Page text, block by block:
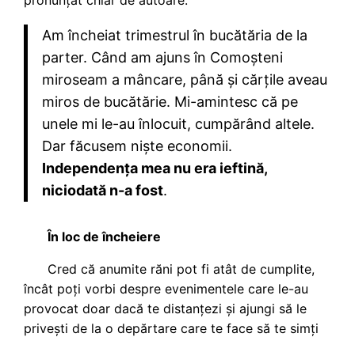
Am încheiat trimestrul în bucătăria de la
parter. Când am ajuns în Comoșteni
miroseam a mâncare, până și cărțile aveau
miros de bucătărie. Mi-amintesc că pe
unele mi le-au înlocuit, cumpărând altele.
Dar făcusem niște economii.
Independența mea nu era ieftină,
niciodată n-a fost.
În loc de încheiere
Cred că anumite răni pot fi atât de cumplite,
încât poți vorbi despre evenimentele care le-au
provocat doar dacă te distanțezi și ajungi să le
privești de la o depărtare care te face să te simți